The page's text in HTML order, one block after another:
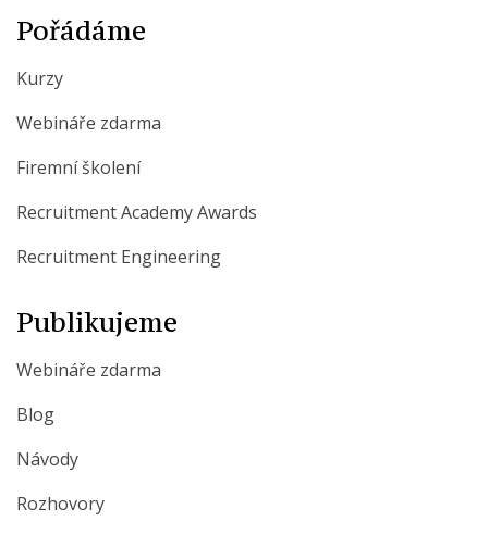
Pořádáme
Kurzy
Webináře zdarma
Firemní školení
Recruitment Academy Awards
Recruitment Engineering
Publikujeme
Webináře zdarma
Blog
Návody
Rozhovory